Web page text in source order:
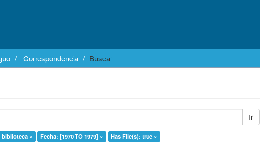
Correspondencia Buscar
Ir
biblioteca × Fecha: [1970 TO 1979] × Has File(s): true ×